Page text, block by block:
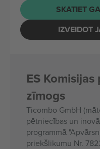
SKATIET
IZVEIDOT
ES
zīmogs
Ticombo GmbH
pētniecības un
programmā
priekšlikumu Nr.